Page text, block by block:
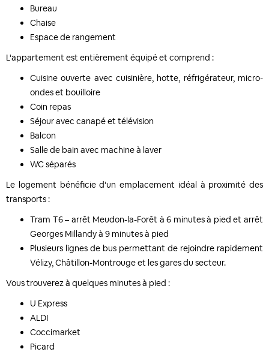
Bureau
Chaise
Espace de rangement
L'appartement est entièrement équipé et comprend :
Cuisine ouverte avec cuisinière, hotte, réfrigérateur, micro-
ondes et bouilloire
Coin repas
Séjour avec canapé et télévision
Balcon
Salle de bain avec machine à laver
WC séparés
Le logement bénéficie d'un emplacement idéal à proximité des
transports :
Tram T6 – arrêt Meudon-la-Forêt à 6 minutes à pied et arrêt
Georges Millandy à 9 minutes à pied
Plusieurs lignes de bus permettant de rejoindre rapidement
Vélizy, Châtillon-Montrouge et les gares du secteur.
Vous trouverez à quelques minutes à pied :
U Express
ALDI
Coccimarket
Picard